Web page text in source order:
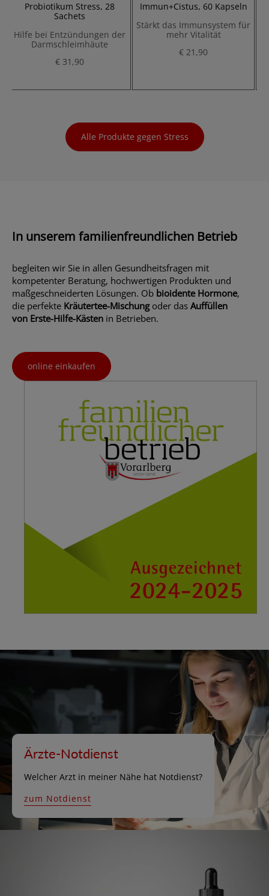
Probiotikum Stress, 28
Sachets
Hilfe bei Entzündungen der
Darmschleimhäute
€ 31,90
Immun+Cistus, 60 Kapseln
Stärkt das Immunsystem für
mehr Vitalität
€ 21,90
s
Alle Produkte gegen Stress
In unserem familienfreundlichen Betrieb
begleiten wir Sie in allen Gesundheitsfragen mit
kompetenter Beratung, hochwertigen Produkten und
maßgeschneiderten Lösungen. Ob bioidente Hormone,
die perfekte Kräutertee-Mischungoder das Auffüllen
von Erste-Hilfe-Kästen in Betrieben.
online einkaufen
Ärzte-Notdienst
Welcher Arzt in meiner Nähe hat Notdienst?
zum Notdienst